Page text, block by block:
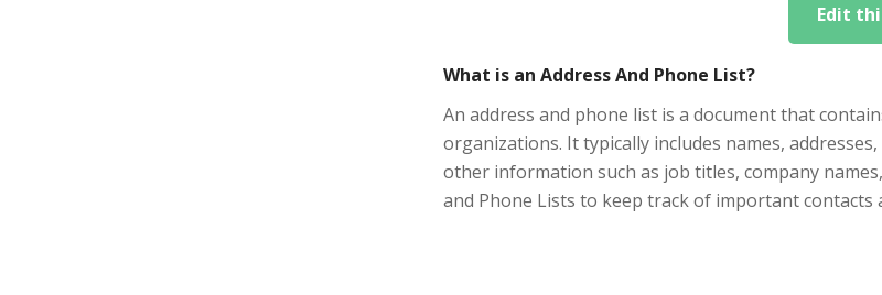
Edit
What is an Address And Phone List?
An address and phone list is a document that
organizations. It typically includes names,
other information such as job titles, company
and Phone Lists to keep track of important contacts